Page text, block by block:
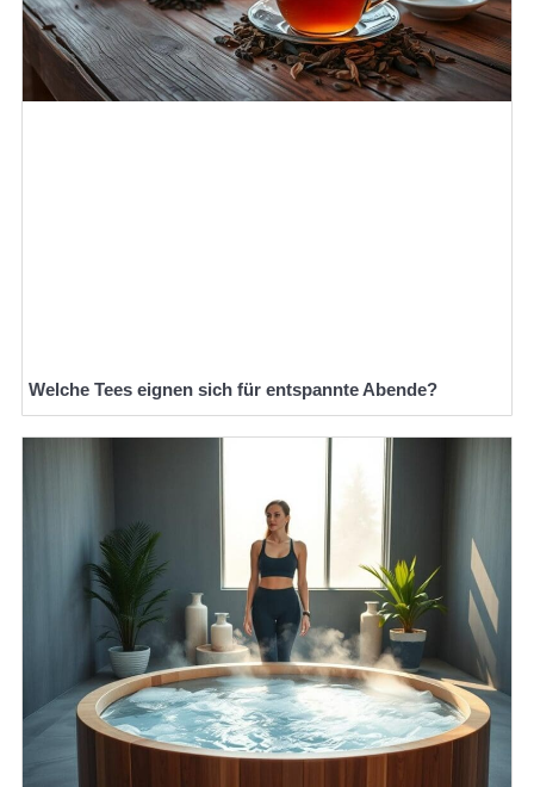
Welche Tees eignen sich für entspannte Abende?